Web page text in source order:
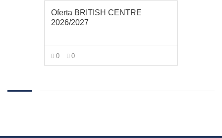
Oferta BRITISH CENTRE
2026/2027
0 0